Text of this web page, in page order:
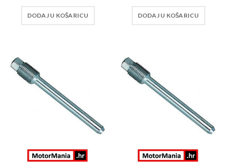
DODAJ U KOŠARICU DODAJ U KOŠARICU